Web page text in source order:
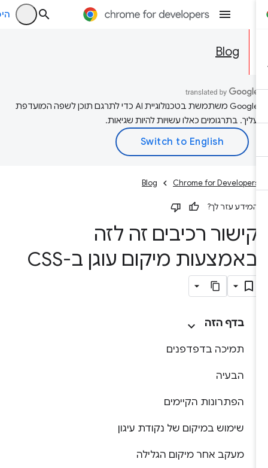
Blog
‫Google משתמשת בטכנולוגיית AI כדי לתרגם תוכן לשפה המועדפת
עליך. בתרגומים כאלו עשויות להיות שגיאות.
Chrome for Developers
Blog
המידע עזר לך?
קישור רכיבים זה לזה
באמצעות מיקום עוגן ב-CSS
בדף הזה
תמיכה בדפדפנים
הבעיה
הפתרונות הקיימים
שימוש במיקום של נקודת עיגון
מעקב אחר מיקום הגלילה